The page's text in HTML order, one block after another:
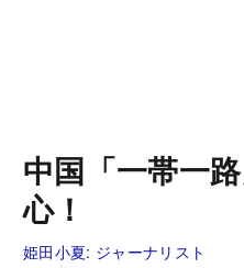
中国「一帯一
心！
姫田小夏: ジャーナリスト